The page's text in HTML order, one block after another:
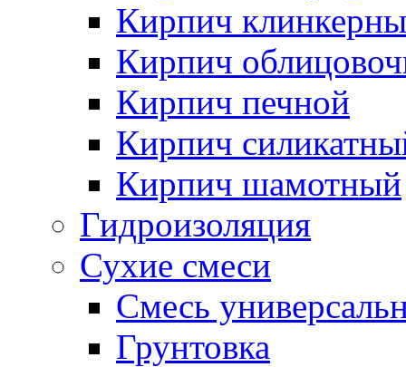
Кирпич
Кирпич
Кирпич печной
Кирпич
Кирпич шамотный
Гидроизоляция
Сухие смеси
Смесь
Грунтовка